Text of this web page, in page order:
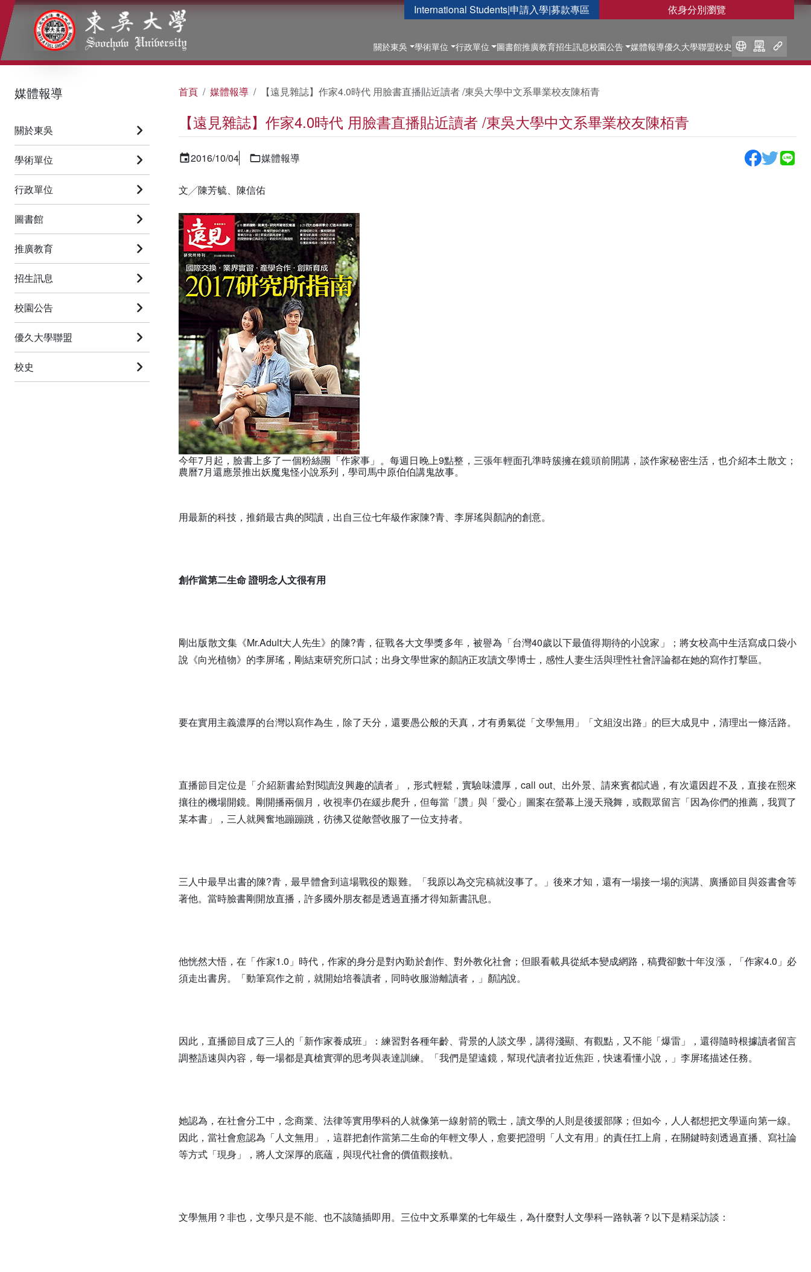
International Students|申請入學|募款專區 依身分別瀏覽
關於東吳 學術單位 行政單位 圖書館推廣教育招生訊息校園公告 媒體報導優久大學聯盟校史
:::
媒體報導
關於東吳
學術單位
行政單位
圖書館
推廣教育
招生訊息
校園公告
優久大學聯盟
校史
首頁 媒體報導 【遠見雜誌】作家4.0時代 用臉書直播貼近讀者 /東吳大學中文系畢業校友陳栢青
【遠見雜誌】作家4.0時代 用臉書直播貼近讀者 /東吳大學中文系畢業校友陳栢青
2016/10/04 媒體報導
文╱陳芳毓、陳信佑
今年7月起，臉書上多了一個粉絲團「作家事」。每週日晚上9點整，三張年輕面孔準時簇擁在鏡頭前開講，談作家秘密生活，也介紹本土散文；
農曆7月還應景推出妖魔鬼怪小說系列，學司馬中原伯伯講鬼故事。
用最新的科技，推銷最古典的閱讀，出自三位七年級作家陳?青、李屏瑤與顏訥的創意。
創作當第二生命 證明念人文很有用
剛出版散文集《Mr.Adult大人先生》的陳?青，征戰各大文學獎多年，被譽為「台灣40歲以下最值得期待的小說家」；將女校高中生活寫成口袋小
說《向光植物》的李屏瑤，剛結束研究所口試；出身文學世家的顏訥正攻讀文學博士，感性人妻生活與理性社會評論都在她的寫作打擊區。
要在實用主義濃厚的台灣以寫作為生，除了天分，還要愚公般的天真，才有勇氣從「文學無用」「文組沒出路」的巨大成見中，清理出一條活路。
直播節目定位是「介紹新書給對閱讀沒興趣的讀者」，形式輕鬆，實驗味濃厚，call out、出外景、請來賓都試過，有次還因趕不及，直接在熙來
攘往的機場開鏡。剛開播兩個月，收視率仍在緩步爬升，但每當「讚」與「愛心」圖案在螢幕上漫天飛舞，或觀眾留言「因為你們的推薦，我買了
某本書」，三人就興奮地蹦蹦跳，彷彿又從敵營收服了一位支持者。
三人中最早出書的陳?青，最早體會到這場戰役的艱難。「我原以為交完稿就沒事了。」後來才知，還有一場接一場的演講、廣播節目與簽書會等
著他。當時臉書剛開放直播，許多國外朋友都是透過直播才得知新書訊息。
他恍然大悟，在「作家1.0」時代，作家的身分是對內勤於創作、對外教化社會；但眼看載具從紙本變成網路，稿費卻數十年沒漲，「作家4.0」必
須走出書房。「動筆寫作之前，就開始培養讀者，同時收服游離讀者，」顏訥說。
因此，直播節目成了三人的「新作家養成班」：練習對各種年齡、背景的人談文學，講得淺顯、有觀點，又不能「爆雷」，還得隨時根據讀者留言
調整語速與內容，每一場都是真槍實彈的思考與表達訓練。「我們是望遠鏡，幫現代讀者拉近焦距，快速看懂小說，」李屏瑤描述任務。
她認為，在社會分工中，念商業、法律等實用學科的人就像第一線射箭的戰士，讀文學的人則是後援部隊；但如今，人人都想把文學逼向第一線。
因此，當社會愈認為「人文無用」，這群把創作當第二生命的年輕文學人，愈要把證明「人文有用」的責任扛上肩，在關鍵時刻透過直播、寫社論
等方式「現身」，將人文深厚的底蘊，與現代社會的價值觀接軌。
文學無用？非也，文學只是不能、也不該隨插即用。三位中文系畢業的七年級生，為什麼對人文學科一路執著？以下是精采訪談：